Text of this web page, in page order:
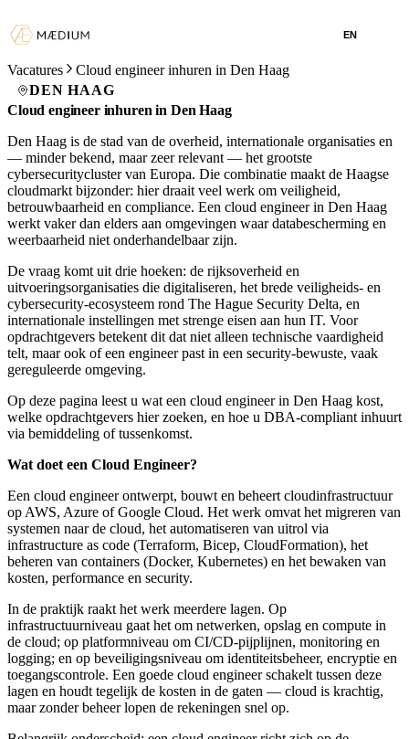
EN
Vacatures
Cloud engineer inhuren in Den Haag
DEN HAAG
Cloud engineer inhuren in Den Haag
Den Haag is de stad van de overheid, internationale organisaties en
— minder bekend, maar zeer relevant — het grootste
cybersecuritycluster van Europa. Die combinatie maakt de Haagse
cloudmarkt bijzonder: hier draait veel werk om veiligheid,
betrouwbaarheid en compliance. Een cloud engineer in Den Haag
werkt vaker dan elders aan omgevingen waar databescherming en
weerbaarheid niet onderhandelbaar zijn.
De vraag komt uit drie hoeken: de rijksoverheid en
uitvoeringsorganisaties die digitaliseren, het brede veiligheids- en
cybersecurity-ecosysteem rond The Hague Security Delta, en
internationale instellingen met strenge eisen aan hun IT. Voor
opdrachtgevers betekent dit dat niet alleen technische vaardigheid
telt, maar ook of een engineer past in een security-bewuste, vaak
gereguleerde omgeving.
Op deze pagina leest u wat een cloud engineer in Den Haag kost,
welke opdrachtgevers hier zoeken, en hoe u DBA-compliant inhuurt
via bemiddeling of tussenkomst.
Wat doet een Cloud Engineer?
Een cloud engineer ontwerpt, bouwt en beheert cloudinfrastructuur
op AWS, Azure of Google Cloud. Het werk omvat het migreren van
systemen naar de cloud, het automatiseren van uitrol via
infrastructure as code (Terraform, Bicep, CloudFormation), het
beheren van containers (Docker, Kubernetes) en het bewaken van
kosten, performance en security.
In de praktijk raakt het werk meerdere lagen. Op
infrastructuurniveau gaat het om netwerken, opslag en compute in
de cloud; op platformniveau om CI/CD-pijplijnen, monitoring en
logging; en op beveiligingsniveau om identiteitsbeheer, encryptie en
toegangscontrole. Een goede cloud engineer schakelt tussen deze
lagen en houdt tegelijk de kosten in de gaten — cloud is krachtig,
maar zonder beheer lopen de rekeningen snel op.